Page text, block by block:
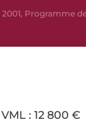
, Programme
: 12 800 €